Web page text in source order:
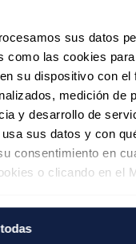
sus datos
como las cookies para
su dispositivo con el
medición de
y desarrollo de
sus datos y con
consentimiento en
o clicando en el
de bombeo sigue
por costo y
rentabilizar
a la red eléctrica, las
eléctrica de su